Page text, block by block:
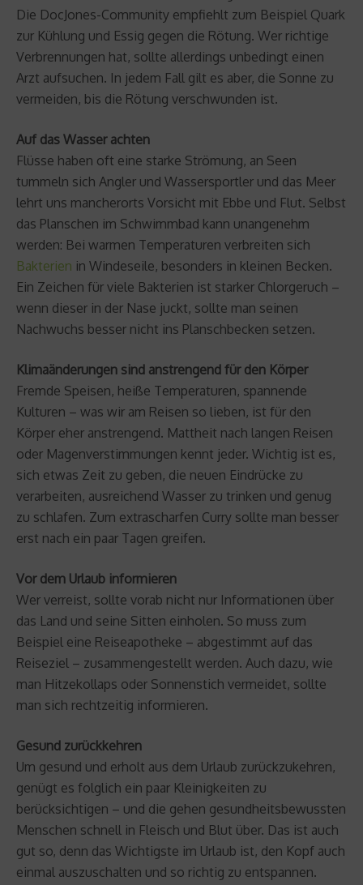
Die DocJones-Community empfiehlt zum Beispiel Quark
zur Kühlung und Essig gegen die Rötung. Wer richtige
Verbrennungen hat, sollte allerdings unbedingt einen
Arzt aufsuchen. In jedem Fall gilt es aber, die Sonne zu
vermeiden, bis die Rötung verschwunden ist.
Auf das Wasser achten
Flüsse haben oft eine starke Strömung, an Seen
tummeln sich Angler und Wassersportler und das Meer
lehrt uns mancherorts Vorsicht mit Ebbe und Flut. Selbst
das Planschen im Schwimmbad kann unangenehm
werden: Bei warmen Temperaturen verbreiten sich
Bakterien in Windeseile, besonders in kleinen Becken.
Ein Zeichen für viele Bakterien ist starker Chlorgeruch –
wenn dieser in der Nase juckt, sollte man seinen
Nachwuchs besser nicht ins Planschbecken setzen.
Klimaänderungen sind anstrengend für den Körper
Fremde Speisen, heiße Temperaturen, spannende
Kulturen – was wir am Reisen so lieben, ist für den
Körper eher anstrengend. Mattheit nach langen Reisen
oder Magenverstimmungen kennt jeder. Wichtig ist es,
sich etwas Zeit zu geben, die neuen Eindrücke zu
verarbeiten, ausreichend Wasser zu trinken und genug
zu schlafen. Zum extrascharfen Curry sollte man besser
erst nach ein paar Tagen greifen.
Vor dem Urlaub informieren
Wer verreist, sollte vorab nicht nur Informationen über
das Land und seine Sitten einholen. So muss zum
Beispiel eine Reiseapotheke – abgestimmt auf das
Reiseziel – zusammengestellt werden. Auch dazu, wie
man Hitzekollaps oder Sonnenstich vermeidet, sollte
man sich rechtzeitig informieren.
Gesund zurückkehren
Um gesund und erholt aus dem Urlaub zurückzukehren,
genügt es folglich ein paar Kleinigkeiten zu
berücksichtigen – und die gehen gesundheitsbewussten
Menschen schnell in Fleisch und Blut über. Das ist auch
gut so, denn das Wichtigste im Urlaub ist, den Kopf auch
einmal auszuschalten und so richtig zu entspannen.